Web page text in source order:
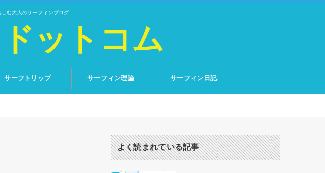
む大人のサーフィンブログ
ットコム
サーフトリップ サーフィン理論 サーフィン日記
よく読まれている記事